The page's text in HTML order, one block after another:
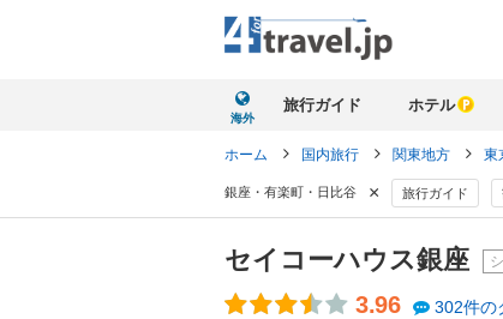
海外
旅行ガイド ホテル
ホーム 国内旅行 関東地方 東
銀座・有楽町・日比谷 × 旅行ガイド
セイコーハウス銀座
3.96 302件の